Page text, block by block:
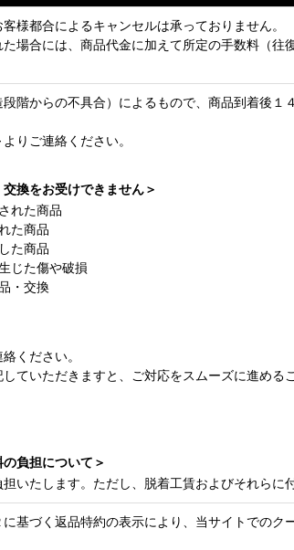
様都合によるキャンセルは承っておりません。
場合には、商品代金に加えて所定の手数料（往
階からの不具合）によるもので、商品到着後１
よりご連絡ください。
換をお受けできません＞
れた商品
た商品
た商品
じた傷や破損
・交換
ください。
ていただきますと、ご対応をスムーズに進める
負担について＞
いたします。ただし、脱着工賃およびそれらに
基づく返品特約の表示により、当サイトでのク